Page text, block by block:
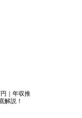
｜年収推
解説！